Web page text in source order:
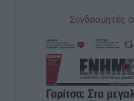
Συνδρομητές